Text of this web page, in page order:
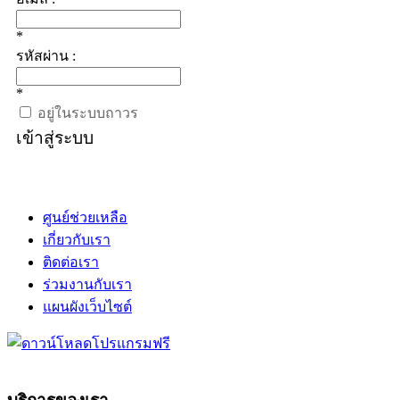
*
รหัสผ่าน :
*
อยู่ในระบบถาวร
เข้าสู่ระบบ
ศูนย์ช่วยเหลือ
เกี่ยวกับเรา
ติดต่อเรา
ร่วมงานกับเรา
แผนผังเว็บไซต์